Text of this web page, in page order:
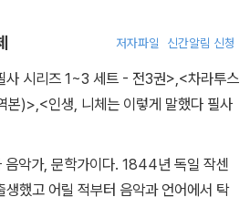
저자파일 신간알림 신청
사 시리즈 1~3 세트 - 전3권> <차라투스
본)> <인생, 니체는 이렇게 말했다 필사
음악가, 문학가이다. 1844년 독일 작센
생했고 어릴 적부터 음악과 언어에서 탁